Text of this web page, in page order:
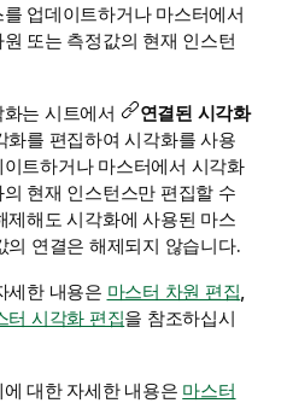
업데이트하거나 마스터에서
또는 측정값의 현재 인스턴
는 시트에서
연결된 시각화
화를 편집하여 시각화를 사용
트하거나 마스터에서 시각화
현재 인스턴스만 편집할 수
제해도 시각화에 사용된 마스
의 연결은 해제되지 않습니다.
세한 내용은 마스터 차원 편집
터 시각화 편집을 참조하십시
대한 자세한 내용은 마스터